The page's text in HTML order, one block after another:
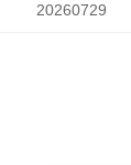
20260729